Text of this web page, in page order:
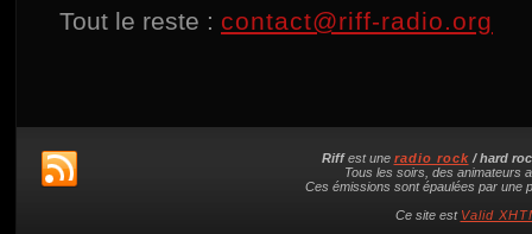
Tout le reste : contact@riff-radio.org
Riffest une radio rock/ hard
Tous les soirs, des animateurs
Ces émissions sont épaulées par une
Ce site est Valid